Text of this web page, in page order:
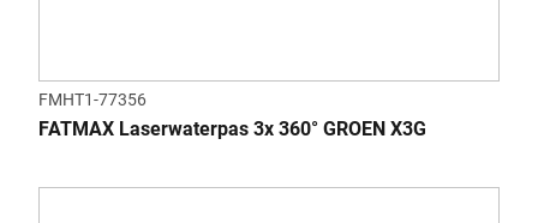
FMHT1-77356
FATMAX Laserwaterpas 3x 360° GROEN X3G